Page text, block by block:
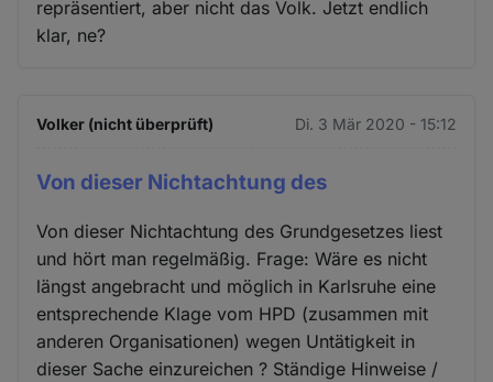
repräsentiert, aber nicht das Volk. Jetzt endlich
klar, ne?
Volker (nicht überprüft) Di. 3 Mär 2020 - 15:12
Von dieser Nichtachtung des
Von dieser Nichtachtung des Grundgesetzes liest
und hört man regelmäßig. Frage: Wäre es nicht
längst angebracht und möglich in Karlsruhe eine
entsprechende Klage vom HPD (zusammen mit
anderen Organisationen) wegen Untätigkeit in
dieser Sache einzureichen ? Ständige Hinweise /